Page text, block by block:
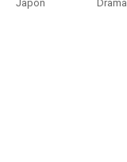
Japón Drama